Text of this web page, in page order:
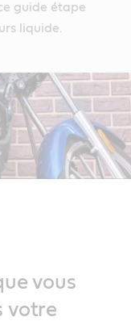
guide étape
liquide.
vous
votre